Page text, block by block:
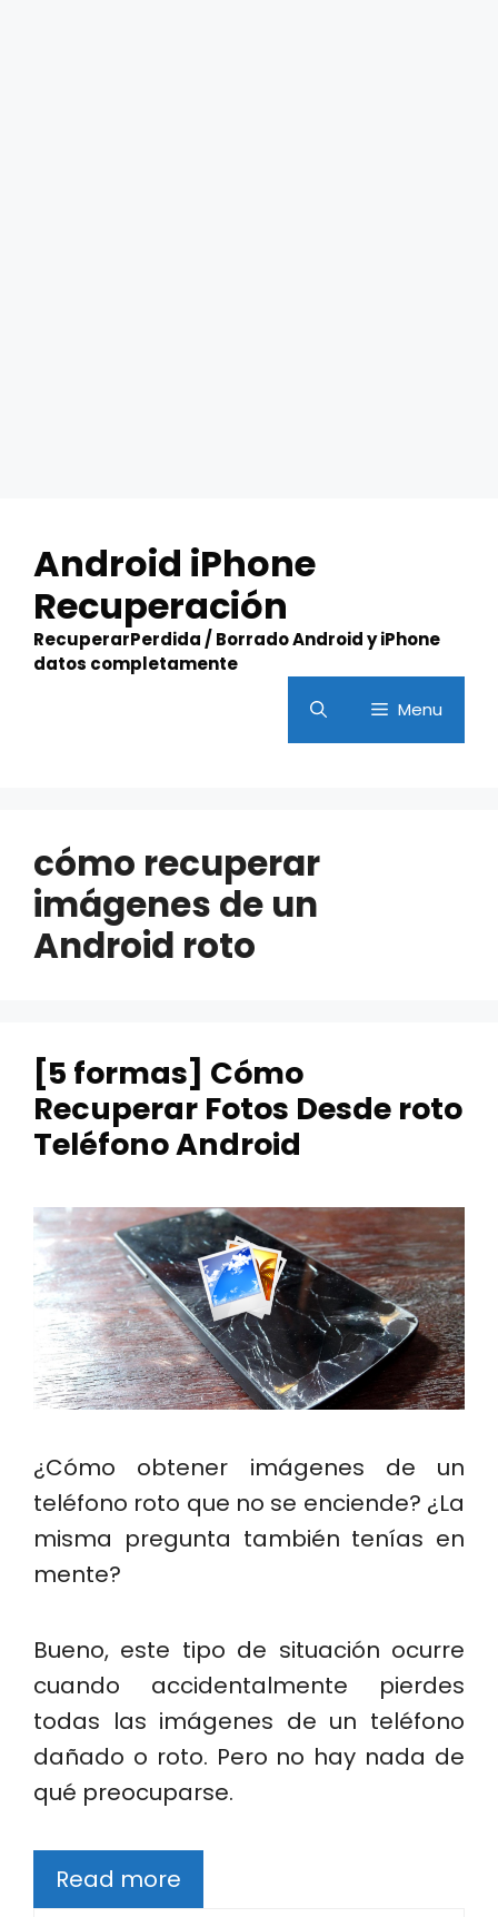
content
Android iPhone
Recuperación
RecuperarPerdida / Borrado Android y iPhone
datos completamente
Menu
cómo recuperar
imágenes de un
Android roto
[5 formas] Cómo
Recuperar Fotos Desde roto
Teléfono Android
¿Cómo obtener imágenes de un
teléfono roto que no se enciende? ¿La
misma pregunta también tenías en
mente?
Bueno, este tipo de situación ocurre
cuando accidentalmente pierdes
todas las imágenes de un teléfono
dañado o roto. Pero no hay nada de
qué preocuparse.
Read more